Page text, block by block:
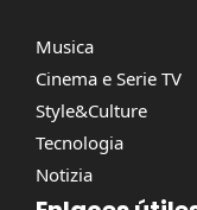
Musica
Cinema e Serie TV
Style&Culture
Tecnologia
Notizia